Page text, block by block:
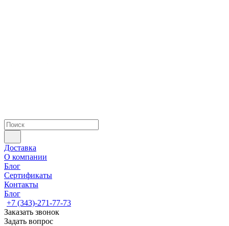
Доставка
О компании
Блог
Сертификаты
Контакты
Блог
+7 (343)-271-77-73
Заказать звонок
Задать вопрос